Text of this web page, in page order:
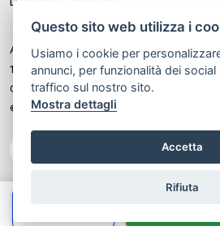
Questo sito web utilizza i
Usiamo i cookie per
annunci, per funzionalità dei social
traffico sul nostro sito.
Mostra dettagli
Accetta
Rifiuta
Auto Moto Usate Roma Srl sede di
12489131008
Cod. Fisc. ed Iscr. al Registro Imprese di
© Another site byGestionale auto